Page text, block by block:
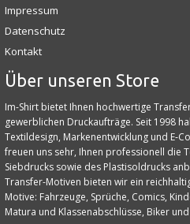
Impressum
Datenschutz
Kontakt
Über unseren Store
Im-Shirt bietet Ihnen hochwertige
gewerblichen Druckaufträge. Seit 1998
Textildesign, Markenentwicklung und
freuen uns sehr, Ihnen professionell die
Siebdrucks sowie des Plastisoldrucks
Transfer-Motiven bieten wir ein
Motive: Fahrzeuge, Sprüche, Comics,
Matura und Klassenabschlüsse, Biker